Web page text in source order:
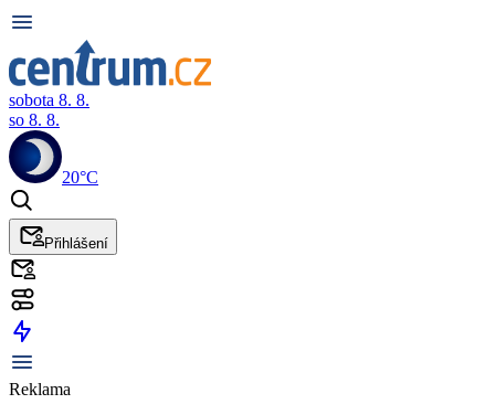
sobota 8. 8.
so 8. 8.
20°C
Přihlášení
Reklama